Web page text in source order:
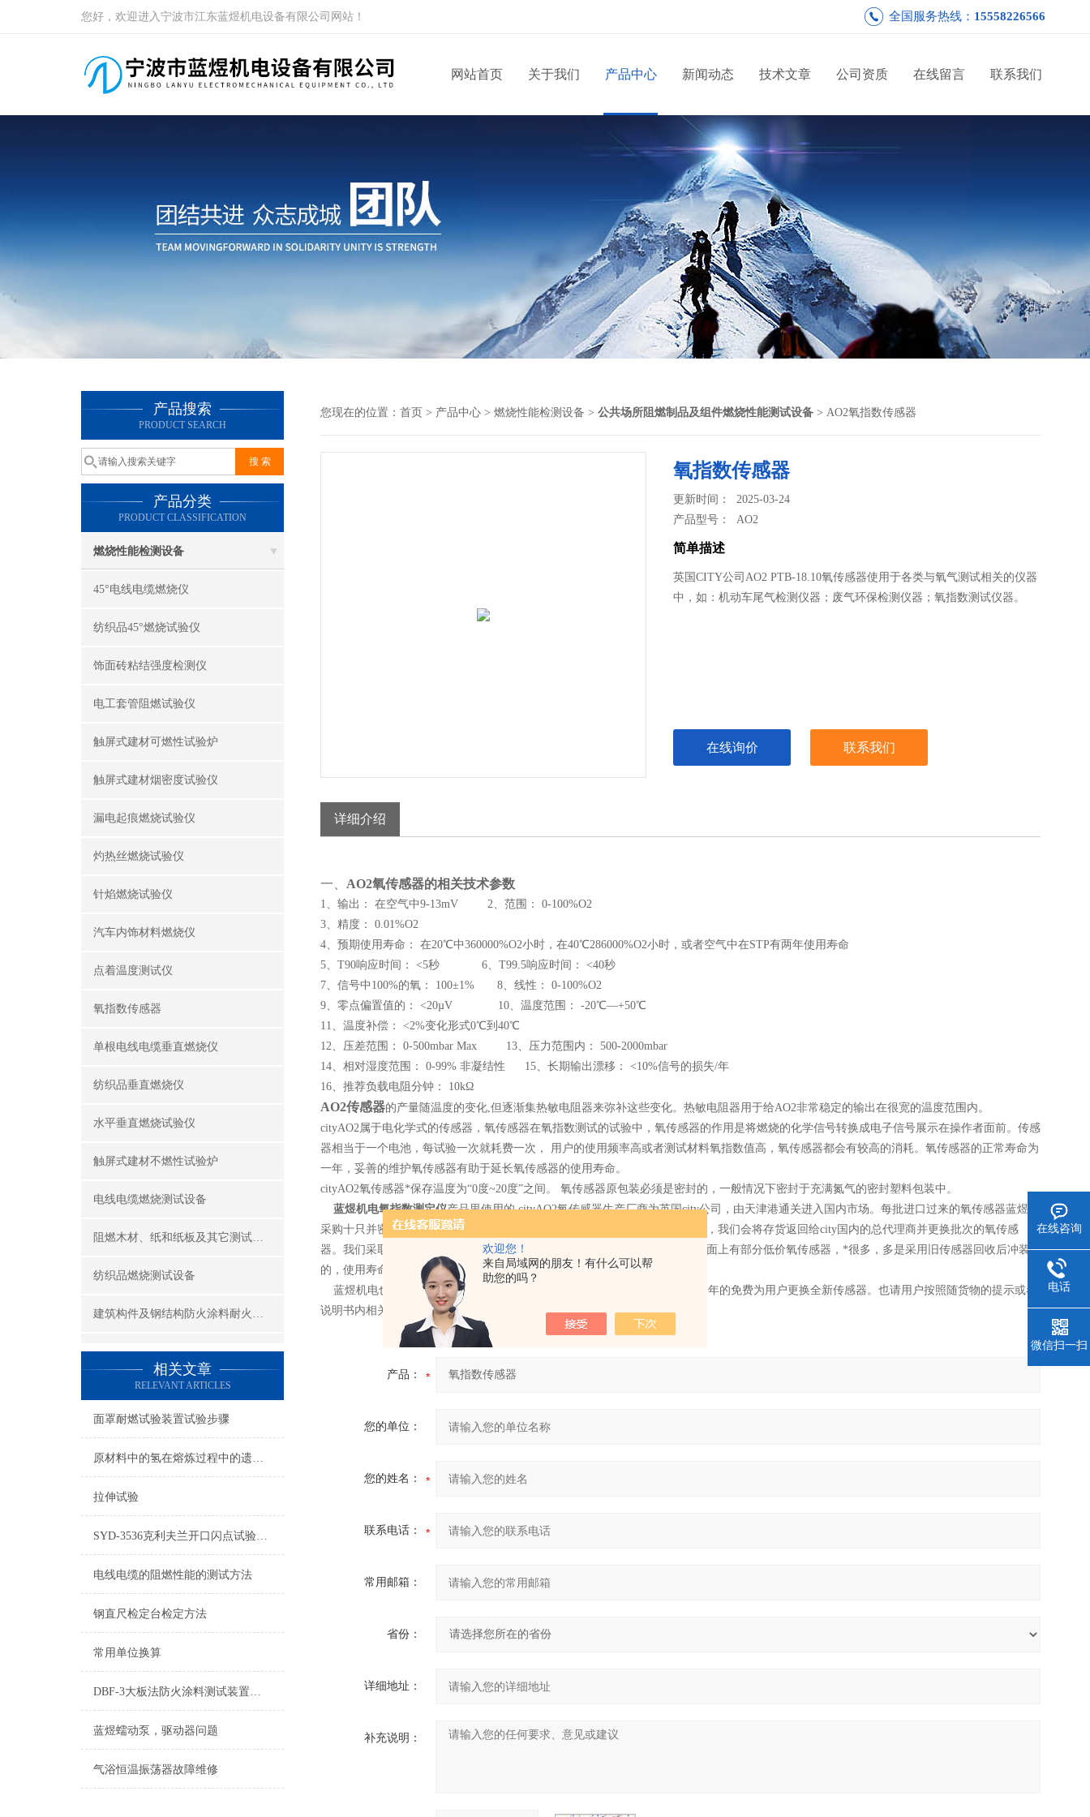
欢迎您！
来自局域网的朋友！有什么可以帮
助您的吗？
您好，欢迎进入宁波市江东蓝煜机电设备有限公司网站！ 全国服务热线： 15558226566
网站首页 关于我们 产品中心 新闻动态 技术文章 公司资质 在线留言 联系我们
产品搜索
PRODUCT SEARCH
产品分类
PRODUCT CLASSIFICATION
燃烧性能检测设备
45°电线电缆燃烧仪
纺织品45°燃烧试验仪
饰面砖粘结强度检测仪
电工套管阻燃试验仪
触屏式建材可燃性试验炉
触屏式建材烟密度试验仪
漏电起痕燃烧试验仪
灼热丝燃烧试验仪
针焰燃烧试验仪
汽车内饰材料燃烧仪
点着温度测试仪
氧指数传感器
单根电线电缆垂直燃烧仪
纺织品垂直燃烧仪
水平垂直燃烧试验仪
触屏式建材不燃性试验炉
电线电缆燃烧测试设备
阻燃木材、纸和纸板及其它测试设备
纺织品燃烧测试设备
建筑构件及钢结构防火涂料耐火性能试验设备
公共场所阻燃制品及组件燃烧性能测试设备
建筑材料及制品燃烧性能测试设备
酒精喷灯燃烧试验仪
查看更多 >>
相关文章
RELEVANT ARTICLES
面罩耐燃试验装置试验步骤
原材料中的氢在熔炼过程中的遗传性
拉伸试验
SYD-3536克利夫兰开口闪点试验器防风罩使用说明
电线电缆的阻燃性能的测试方法
钢直尺检定台检定方法
常用单位换算
DBF-3大板法防火涂料测试装置全面升级
蓝煜蠕动泵，驱动器问题
气浴恒温振荡器故障维修
您现在的位置： 首页 > 产品中心 > 燃烧性能检测设备 > 公共场所阻燃制品及组件燃烧性能测试设备 > AO2氧指数传感器
氧指数传感器
更新时间： 2025-03-24
产品型号：AO2
简单描述
英国CITY公司AO2 PTB-18.10氧传感器使用于各类与氧气测试相关的仪器
中，如：机动车尾气检测仪器；废气环保检测仪器；氧指数测试仪器。
在线询价 联系我们
详细介绍
一、 AO2氧传感器的相关技术参数
1、输出： 在空气中9-13mV 2、范围： 0-100%O2
3、精度： 0.01%O2
4、预期使用寿命： 在20℃中360000%O2小时，在40℃286000%O2小时，或者空气中在STP有两年使用寿命
5、T90响应时间： <5秒 6、T99.5响应时间： <40秒
7、信号中100%的氧： 100±1% 8、线性： 0-100%O2
9、零点偏置值的： <20µV 10、温度范围： -20℃—+50℃
11、温度补偿： <2%变化形式0℃到40℃
12、压差范围： 0-500mbar Max 13、压力范围内： 500-2000mbar
14、相对湿度范围： 0-99% 非凝结性 15、长期输出漂移： <10%信号的损失/年
16、推荐负载电阻分钟： 10kΩ
AO2传感器的产量随温度的变化,但逐渐集热敏电阻器来弥补这些变化。热敏电阻器用于给AO2非常稳定的输出在很宽的温度范围内。
cityAO2属于电化学式的传感器，氧传感器在氧指数测试的试验中，氧传感器的作用是将燃烧的化学信号转换成电子信号展示在操作者面前。传感
器相当于一个电池，每试验一次就耗费一次， 用户的使用频率高或者测试材料氧指数值高，氧传感器都会有较高的消耗。氧传感器的正常寿命为
一年，妥善的维护氧传感器有助于延长氧传感器的使用寿命。
cityAO2氧传感器*保存温度为“0度~20度”之间。 氧传感器原包装必须是密封的，一般情况下密封于充满氮气的密封塑料包装中。
蓝煜机电氧指数测定仪产品里使用的 cityAO2氧传感器生产厂商为英国city公司，由天津港通关进入国内市场。每批进口过来的氧传感器蓝煜只
采购十只并密封保存在恒温恒湿箱内。当库存氧传感器存放时间超过一个月时，我们会将存货返回给city国内的总代理商并更换批次的氧传感
器。我们采取以上措施尽量保证到用户手中的传感器可以使用更长的时间。市面上有部分低价氧传感器，*很多，多是采用旧传感器回收后冲装
的，使用寿命无法保证。
蓝煜机电也承诺我们数显氧指数测定仪里的氧传感器保证使用一年，不满一年的免费为用户更换全新传感器。也请用户按照随货物的提示或者
说明书内相关部分对氧传感器妥善养护。
产品：
您的单位：
您的姓名：
联系电话：
常用邮箱：
省份：
详细地址：
补充说明：
在线咨询
电话
微信扫一扫